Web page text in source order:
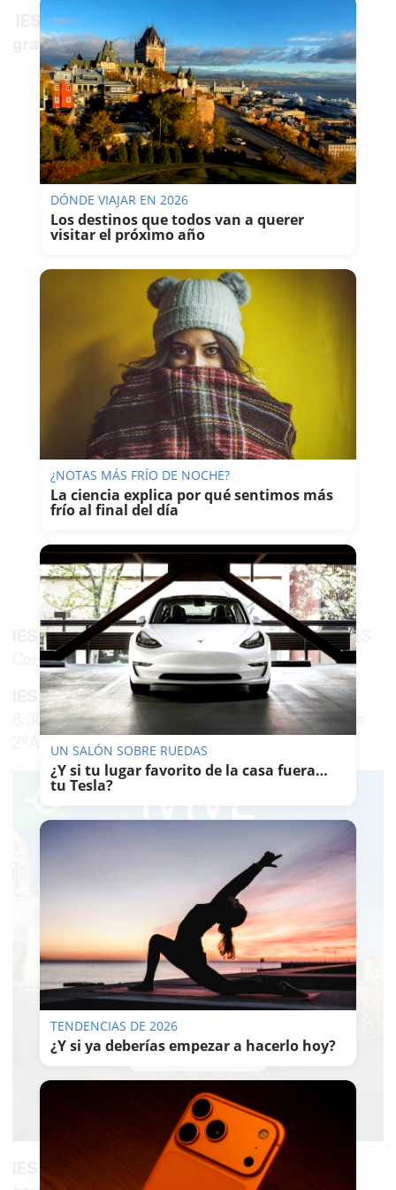
IES Rafael Alberti
gradoscentígrados. Aula 130.
IES Cornelio Balbo (Cádiz) 14 gradosen el IES
Cornelio Balbo Cádiz a las 14:00 horas.
IES Fernando Aguilar Quignon(Cádiz). A las
8:30 y 8:53,10 grados
centígrados en el aula de
2ºA de la ESO.
IES Fuerte de Cortadura(Cádiz). A las 09:13
DÓNDE VIAJAR EN 2026
Los destinos que todos van a querer
visitar el próximo año
¿NOTAS MÁS FRÍO DE NOCHE?
La ciencia explica por qué sentimos más
frío al final del día
UN SALÓN SOBRE RUEDAS
¿Y si tu lugar favorito de la casa fuera…
tu Tesla?
TENDENCIAS DE 2026
¿Y si ya deberías empezar a hacerlo hoy?